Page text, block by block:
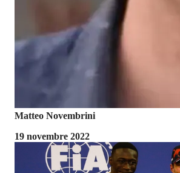
Matteo Novembrini
19 novembre 2022